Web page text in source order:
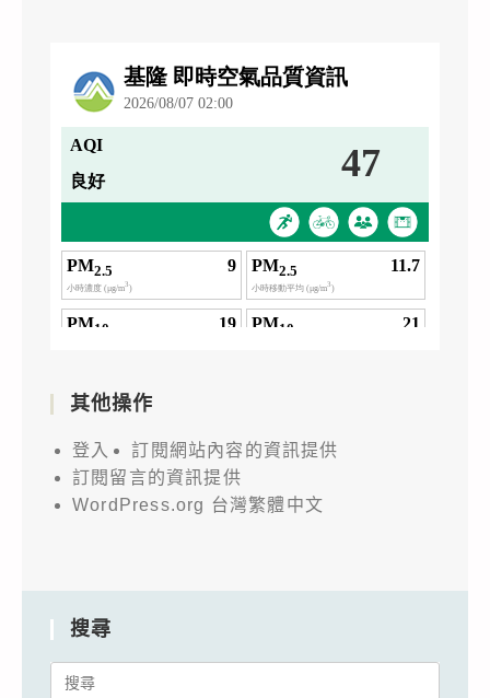
其他操作
登入
訂閱網站內容的資訊提供
訂閱留言的資訊提供
WordPress.org 台灣繁體中文
搜尋
Search